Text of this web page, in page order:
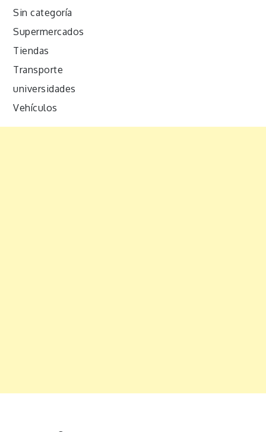
Sin categoría
Supermercados
Tiendas
Transporte
universidades
Vehículos